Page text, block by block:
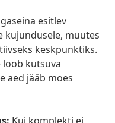
esitlev
kujundusele, muutes
keskpunktiks.
loob kutsuva
aed jääb moes